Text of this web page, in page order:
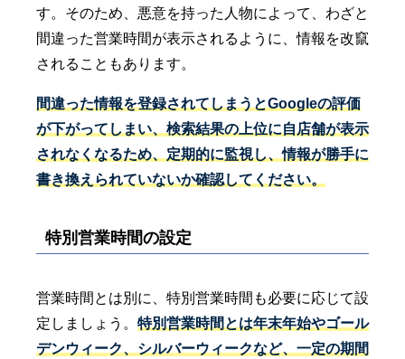
す。そのため、悪意を持った人物によって、わざと
間違った営業時間が表示されるように、情報を改竄
されることもあります。
間違った情報を登録されてしまうとGoogleの評価
が下がってしまい、検索結果の上位に自店舗が表示
されなくなるため、定期的に監視し、情報が勝手に
書き換えられていないか確認してください。
特別営業時間の設定
営業時間とは別に、特別営業時間も必要に応じて設
定しましょう。 特別営業時間とは年末年始やゴール
デンウィーク、シルバーウィークなど、一定の期間